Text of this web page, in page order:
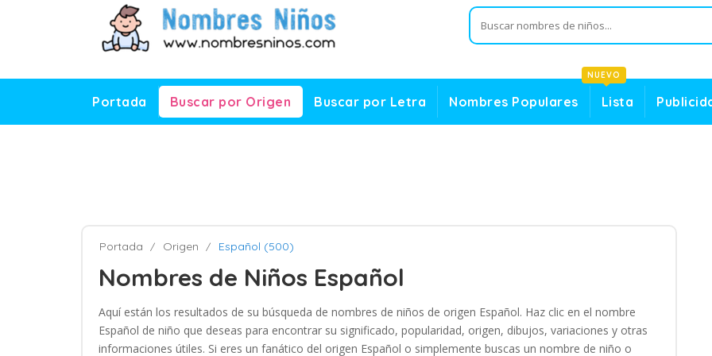
Portada Buscar por Origen Buscar por Letra Nombres Populares Lista
NUEVO
Portada Origen Español (500)
Nombres de Niños Español
Aquí están los resultados de su búsqueda de nombres de niños de origen Español. Haz clic en el nombre
Español de niño que deseas para encontrar su significado, popularidad, origen, dibujos, variaciones y otras
informaciones útiles. Si eres un fanático del origen Español o simplemente buscas un nombre de niño o